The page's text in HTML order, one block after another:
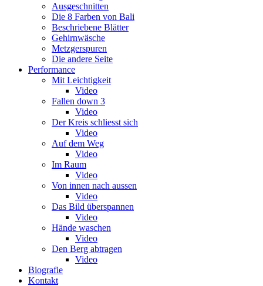
Ausgeschnitten
Die 8 Farben von Bali
Beschriebene Blätter
Gehirnwäsche
Metzgerspuren
Die andere Seite
Performance
Mit Leichtigkeit
Video
Fallen down 3
Video
Der Kreis schliesst sich
Video
Auf dem Weg
Video
Im Raum
Video
Von innen nach aussen
Video
Das Bild überspannen
Video
Hände waschen
Video
Den Berg abtragen
Video
Biografie
Kontakt